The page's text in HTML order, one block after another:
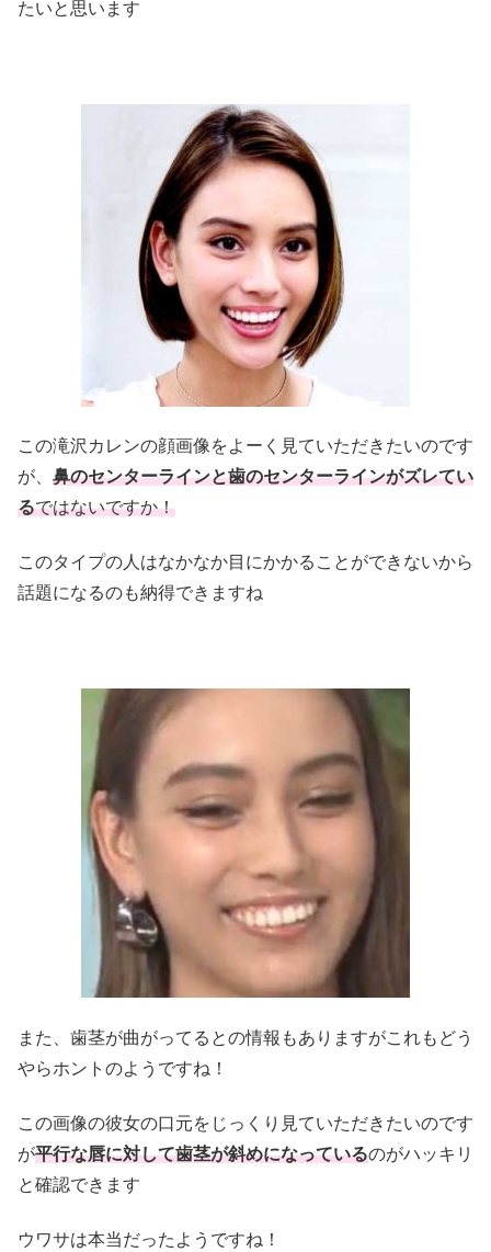
たいと思います
この滝沢カレンの顔画像をよーく見ていただきたいのです
が、 鼻のセンターラインと歯のセンターラインがズレてい
るではないですか！
このタイプの人はなかなか目にかかることができないから
話題になるのも納得できますね
また、歯茎が曲がってるとの情報もありますがこれもどう
やらホントのようですね！
この画像の彼女の口元をじっくり見ていただきたいのです
が平行な唇に対して歯茎が斜めになっているのがハッキリ
と確認できます
ウワサは本当だったようですね！